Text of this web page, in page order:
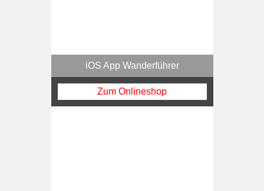
iOS App Wanderführer
Zum Onlineshop